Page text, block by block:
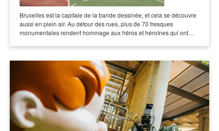
Bruxelles est la capitale de la bande dessinée, et cela se découvre
aussi en plein air. Au détour des rues, plus de 70 fresques
monumentales rendent hommage aux héros et héroïnes qui ont…